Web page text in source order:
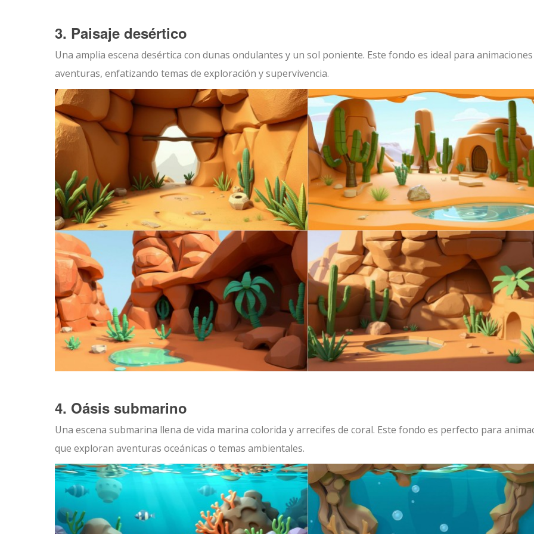
3. Paisaje desértico
Una amplia escena desértica con dunas ondulantes y un sol poniente. Este fondo es ideal para
aventuras, enfatizando temas de exploración y supervivencia.
4. Oásis submarino
Una escena submarina llena de vida marina colorida y arrecifes de coral. Este fondo es perfecto para
que exploran aventuras oceánicas o temas ambientales.